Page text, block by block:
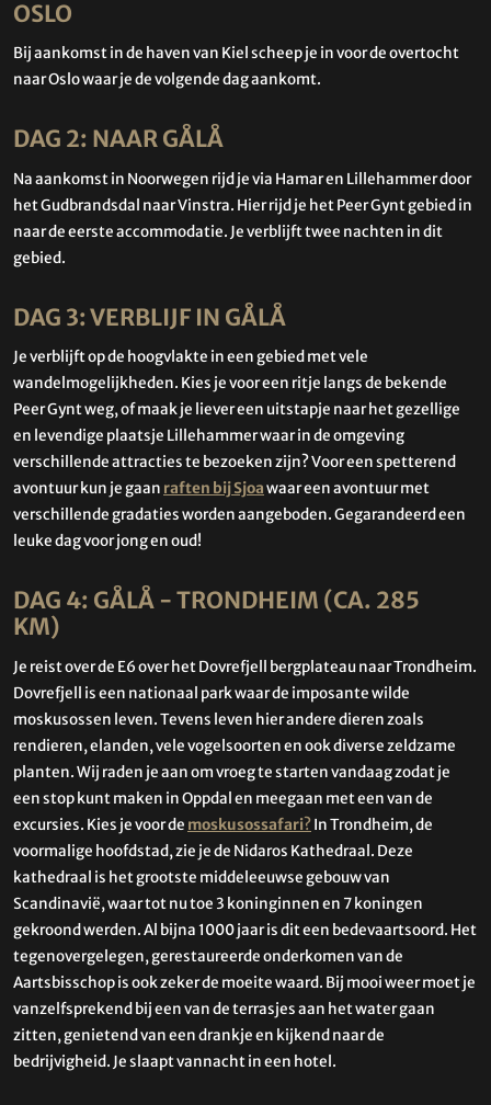
OSLO
Bij aankomst in de haven van Kiel scheep je in voor de overtocht
naar Oslo waar je de volgende dag aankomt.
DAG 2: NAAR GÅLÅ
Na aankomst in Noorwegen rijd je via Hamar en Lillehammer door
het Gudbrandsdal naar Vinstra. Hier rijd je het Peer Gynt gebied in
naar de eerste accommodatie. Je verblijft twee nachten in dit
gebied.
DAG 3: VERBLIJF IN GÅLÅ
Je verblijft op de hoogvlakte in een gebied met vele
wandelmogelijkheden. Kies je voor een ritje langs de bekende
Peer Gynt weg, of maak je liever een uitstapje naar het gezellige
en levendige plaatsje Lillehammer waar in de omgeving
verschillende attracties te bezoeken zijn? Voor een spetterend
avontuur kun je gaan raften bij Sjoawaar een avontuur met
verschillende gradaties worden aangeboden. Gegarandeerd een
leuke dag voor jong en oud!
DAG 4: GÅLÅ - TRONDHEIM (CA. 285
KM)
Je reist over de E6 over het Dovrefjell bergplateau naar Trondheim.
Dovrefjell is een nationaal park waar de imposante wilde
moskusossen leven. Tevens leven hier andere dieren zoals
rendieren, elanden, vele vogelsoorten en ook diverse zeldzame
planten. Wij raden je aan om vroeg te starten vandaag zodat je
een stop kunt maken in Oppdal en meegaan met een van de
excursies. Kies je voor de moskusossafari?In Trondheim, de
voormalige hoofdstad, zie je de Nidaros Kathedraal. Deze
kathedraal is het grootste middeleeuwse gebouw van
Scandinavië, waar tot nu toe 3 koninginnen en 7 koningen
gekroond werden. Al bijna 1000 jaar is dit een bedevaartsoord. Het
tegenovergelegen, gerestaureerde onderkomen van de
Aartsbisschop is ook zeker de moeite waard. Bij mooi weer moet je
vanzelfsprekend bij een van de terrasjes aan het water gaan
zitten, genietend van een drankje en kijkend naar de
bedrijvigheid. Je slaapt vannacht in een hotel.